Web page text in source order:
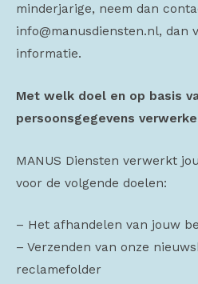
minderjarige, neem dan
info@manusdiensten.nl, dan
informatie.
Met welk doel en op basis
persoonsgegevens
MANUS Diensten verwerkt
voor de volgende doelen:
– Het afhandelen van jouw
– Verzenden van onze
reclamefolder